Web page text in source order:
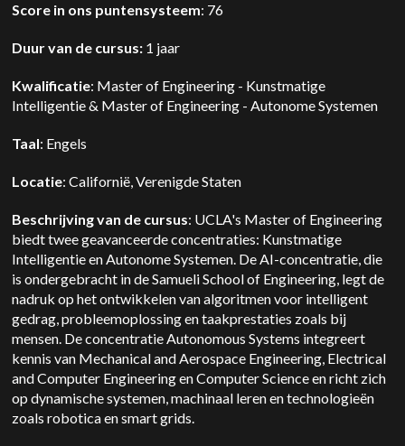
Score in ons puntensysteem: 76
Duur van de cursus: 1 jaar
Kwalificatie: Master of Engineering - Kunstmatige
Intelligentie & Master of Engineering - Autonome Systemen
Taal: Engels
Locatie: Californië, Verenigde Staten
Beschrijving van de cursus: UCLA's Master of Engineering
biedt twee geavanceerde concentraties: Kunstmatige
Intelligentie en Autonome Systemen. De AI-concentratie, die
is ondergebracht in de Samueli School of Engineering, legt de
nadruk op het ontwikkelen van algoritmen voor intelligent
gedrag, probleemoplossing en taakprestaties zoals bij
mensen. De concentratie Autonomous Systems integreert
kennis van Mechanical and Aerospace Engineering, Electrical
and Computer Engineering en Computer Science en richt zich
op dynamische systemen, machinaal leren en technologieën
zoals robotica en smart grids.